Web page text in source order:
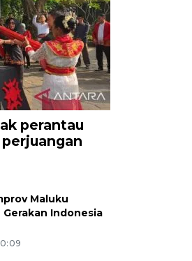
perantau
Maluku
Indonesia